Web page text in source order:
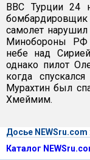
ВВС Турции 24
самолет
Минобороны РФ
небе над
однако пилот
когда
Мурахтин был
Хмеймим.
Досье NEWSru.com
Каталог